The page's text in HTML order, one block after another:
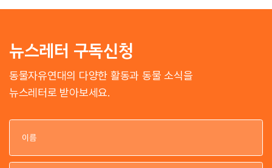
뉴스레터 구독신청
동물자유연대의 다양한 활동과 동물 소식을
뉴스레터로 받아보세요.
이